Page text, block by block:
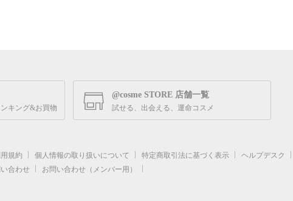
キング&お買物
@cosme STORE 店舗一覧
試せる、出会える、運命コスメ
規約 個人情報の取り扱いについて 特定商取引法に基づく表示
ヘルプデスク
合わせ お問い合わせ（メンバー用）